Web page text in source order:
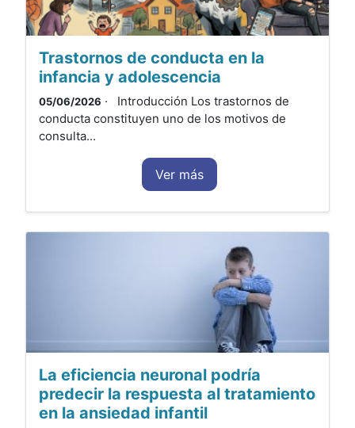
Trastornos de conducta en la
infancia y adolescencia
05/06/2026 · Introducción Los trastornos de
conducta constituyen uno de los motivos de
consulta...
Ver más
La eficiencia neuronal podría
predecir la respuesta al tratamiento
en la ansiedad infantil